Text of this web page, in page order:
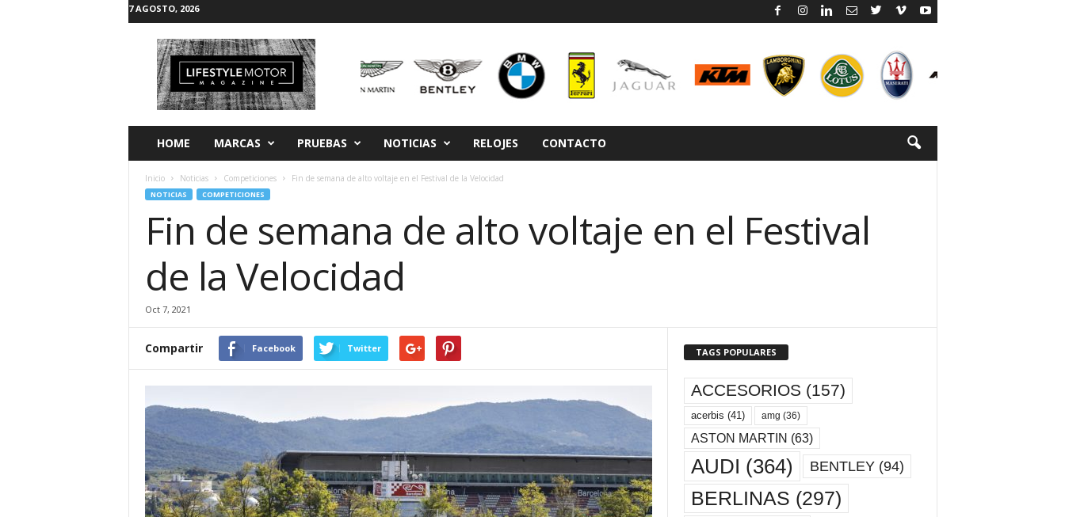
7 AGOSTO, 2026
HOME MARCAS PRUEBAS NOTICIAS RELOJES CONTACTO
Inicio Noticias Competiciones Fin de semana de alto voltaje en el Festival de la Velocidad
NOTICIAS COMPETICIONES
Fin de semana de alto voltaje en el Festival
de la Velocidad
Oct 7, 2021
Compartir Facebook Twitter TAGS POPULARES
ACCESORIOS (157)
acerbis (41) amg (36)
ASTON MARTIN (63)
AUDI (364) BENTLEY(94)
BERLINAS (297)